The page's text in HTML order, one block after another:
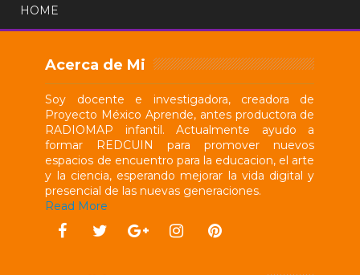
HOME
Acerca de Mi
Soy docente e investigadora, creadora de
Proyecto México Aprende, antes productora de
RADIOMAP infantil. Actualmente ayudo a
formar REDCUIN para promover nuevos
espacios de encuentro para la educacion, el arte
y la ciencia, esperando mejorar la vida digital y
presencial de las nuevas generaciones.
Read More